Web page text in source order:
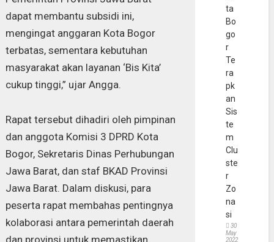
dapat membantu subsidi ini,
mengingat anggaran Kota Bogor
terbatas, sementara kebutuhan
masyarakat akan layanan ‘Bis Kita’
cukup tinggi,” ujar Angga.
Rapat tersebut dihadiri oleh pimpinan
dan anggota Komisi 3 DPRD Kota
Bogor, Sekretaris Dinas Perhubungan
Jawa Barat, dan staf BKAD Provinsi
Jawa Barat. Dalam diskusi, para
peserta rapat membahas pentingnya
kolaborasi antara pemerintah daerah
dan provinsi untuk memastikan
ta
Bo
go
r
Te
ra
pk
an
Sis
te
m
Clu
ste
r
Zo
na
si
30
May
2022